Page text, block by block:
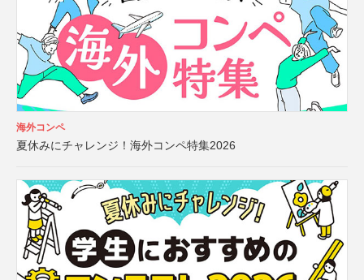
海外コンペ
夏休みにチャレンジ！海外コンペ特集2026